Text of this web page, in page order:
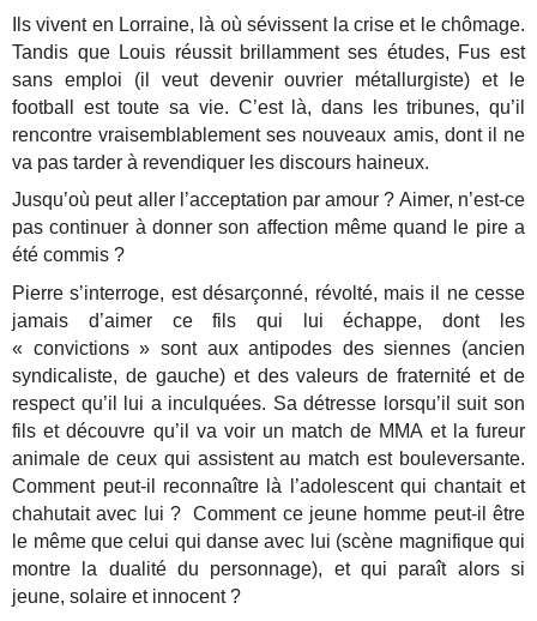
Ils vivent en Lorraine, là où sévissent la crise et le chômage.
Tandis que Louis réussit brillamment ses études, Fus est
sans emploi (il veut devenir ouvrier métallurgiste) et le
football est toute sa vie. C’est là, dans les tribunes, qu’il
rencontre vraisemblablement ses nouveaux amis, dont il ne
va pas tarder à revendiquer les discours haineux.
Jusqu’où peut aller l’acceptation par amour ? Aimer, n’est-ce
pas continuer à donner son affection même quand le pire a
été commis ?
Pierre s’interroge, est désarçonné, révolté, mais il ne cesse
jamais d’aimer ce fils qui lui échappe, dont les
« convictions » sont aux antipodes des siennes (ancien
syndicaliste, de gauche) et des valeurs de fraternité et de
respect qu’il lui a inculquées. Sa détresse lorsqu’il suit son
fils et découvre qu’il va voir un match de MMA et la fureur
animale de ceux qui assistent au match est bouleversante.
Comment peut-il reconnaître là l’adolescent qui chantait et
chahutait avec lui ? Comment ce jeune homme peut-il être
le même que celui qui danse avec lui (scène magnifique qui
montre la dualité du personnage), et qui paraît alors si
jeune, solaire et innocent ?